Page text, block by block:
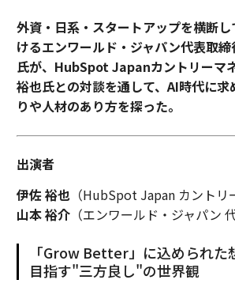
外資・日系・スタートアップを横断
けるエンワールド・ジャパン代表取
氏が、HubSpot Japanカントリーマ
裕也氏との対談を通して、AI時代に求
りや人材のあり方を探った。
出演者
伊佐 裕也（HubSpot Japan カントリ
山本 裕介（エンワールド・ジャパン
「Grow Better」に込められた
目指す"三方良し"の世界観